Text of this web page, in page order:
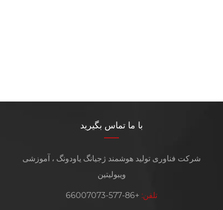
با ما تماس بگیرید
شرکت فناوری تولید هوشمند ژجیانگ یاودونگ ، آموزشی
ویبولیتین
تلفن: +86-577-66007073